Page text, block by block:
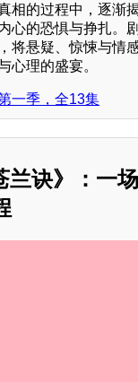
相的过程中，逐渐
心的恐惧与挣扎。
将悬疑、惊悚与情
心理的盛宴。
一季，全13集
兰诀》：一